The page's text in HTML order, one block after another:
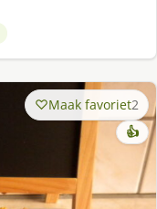
Maak favoriet2
👍